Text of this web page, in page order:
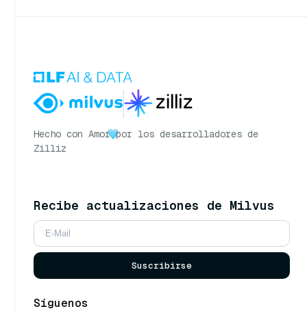
Hecho con Amor por los desarrolladores de
Zilliz
Recibe actualizaciones de Milvus
Suscribirse
Síguenos